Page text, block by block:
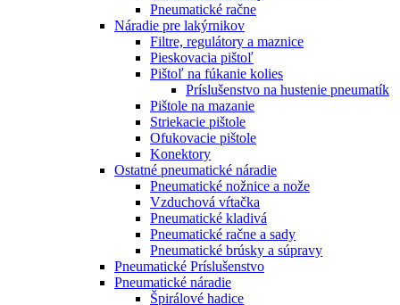
Pneumatické račne
Náradie pre lakýrnikov
Filtre, regulátory a maznice
Pieskovacia pištoľ
Pištoľ na fúkanie kolies
Príslušenstvo na hustenie pneumatík
Pištole na mazanie
Striekacie pištole
Ofukovacie pištole
Konektory
Ostatné pneumatické náradie
Pneumatické nožnice a nože
Vzduchová vŕtačka
Pneumatické kladivá
Pneumatické račne a sady
Pneumatické brúsky a súpravy
Pneumatické Príslušenstvo
Pneumatické náradie
Špirálové hadice